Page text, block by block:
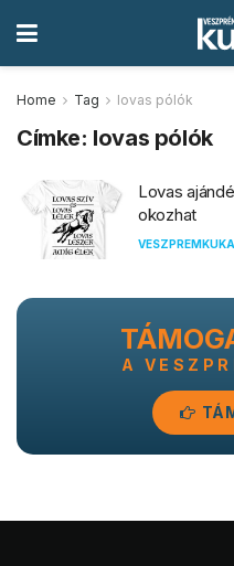
Home Tag lovas pólók
Címke: lovas pólók
Lovas
okozhat
A